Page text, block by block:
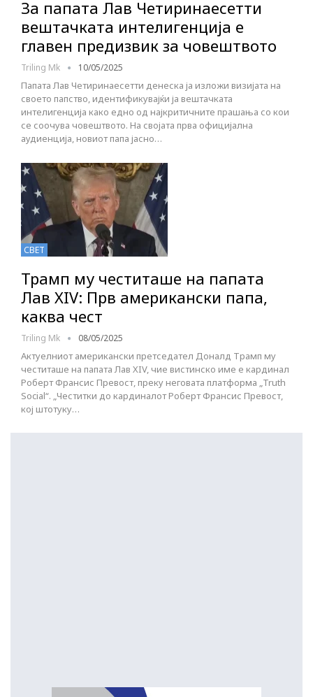
За папата Лав Четиринаесетти
вештачката интелигенција е
главен предизвик за човештвото
Triling Mk 10/05/2025
Папата Лав Четиринаесетти денеска ја изложи визијата на
своето папство, идентификувајќи ја вештачката
интелигенција како едно од најкритичните прашања со кои
се соочува човештвото. На својата прва официјална
аудиенција, новиот папа јасно…
СВЕТ
Трамп му честиташе на папата
Лав XIV: Прв американски папа,
каква чест
Triling Mk 08/05/2025
Актуелниот американски претседател Доналд Трамп му
честиташе на папата Лав XIV, чие вистинско име е кардинал
Роберт Франсис Превост, преку неговата платформа „Truth
Social“. „Честитки до кардиналот Роберт Франсис Превост,
кој штотуку…